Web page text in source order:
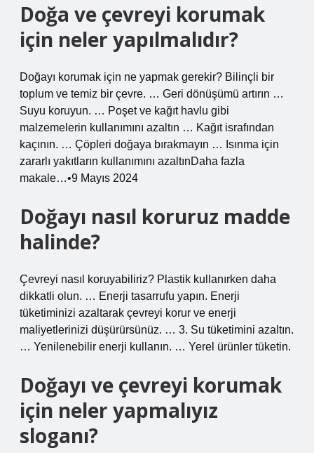
Doğa ve çevreyi korumak
için neler yapılmalıdır?
Doğayı korumak için ne yapmak gerekir? Bilinçli bir
toplum ve temiz bir çevre. … Geri dönüşümü artırın …
Suyu koruyun. … Poşet ve kağıt havlu gibi
malzemelerin kullanımını azaltın … Kağıt israfından
kaçının. … Çöpleri doğaya bırakmayın … Isınma için
zararlı yakıtların kullanımını azaltınDaha fazla
makale…•9 Mayıs 2024
Doğayı nasıl koruruz madde
halinde?
Çevreyi nasıl koruyabiliriz? Plastik kullanırken daha
dikkatli olun. … Enerji tasarrufu yapın. Enerji
tüketiminizi azaltarak çevreyi korur ve enerji
maliyetlerinizi düşürürsünüz. … 3. Su tüketimini azaltın.
… Yenilenebilir enerji kullanın. … Yerel ürünler tüketin.
Doğayı ve çevreyi korumak
için neler yapmalıyız
sloganı?